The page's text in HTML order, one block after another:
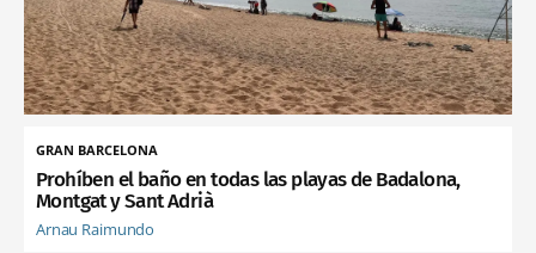
GRAN BARCELONA
Prohíben el baño en todas las playas de Badalona,
Montgat y Sant Adrià
Arnau Raimundo